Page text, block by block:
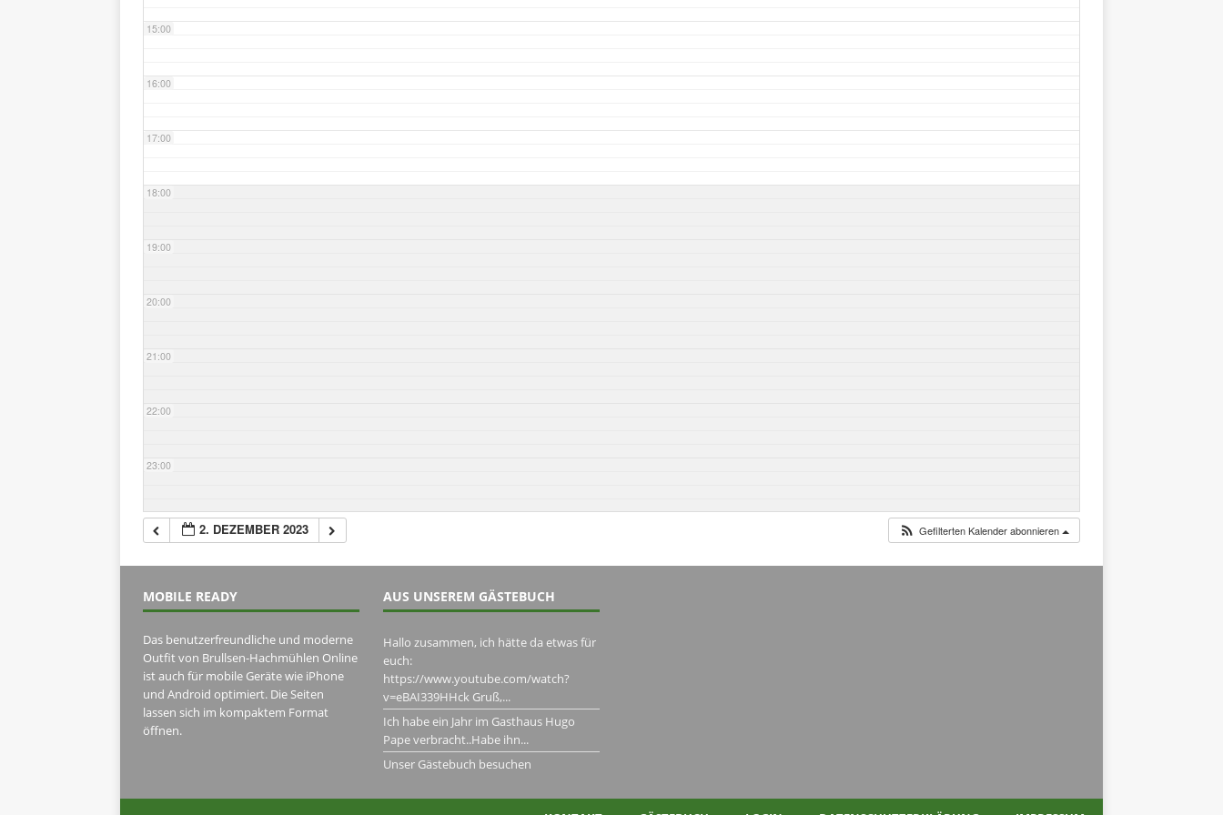
15:00
16:00
17:00
18:00
19:00
20:00
21:00
22:00
23:00
2. DEZEMBER 2023 Gefilterten Kalender abonnieren
MOBILE READY
Das benutzerfreundliche und moderne
Outfit von Brullsen-Hachmühlen Online
ist auch für mobile Geräte wie iPhone
und Android optimiert. Die Seiten
lassen sich im kompaktem Format
öffnen.
AUS UNSEREM GÄSTEBUCH
Hallo zusammen, ich hätte da etwas für
euch:
https://www.youtube.com/watch?
v=eBAI339HHck Gruß,...
Ich habe ein Jahr im Gasthaus Hugo
Pape verbracht..Habe ihn...
Unser Gästebuch besuchen